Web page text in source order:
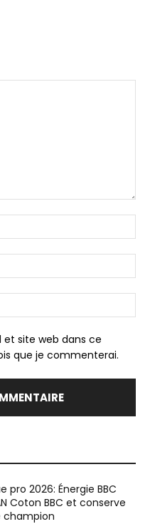
:*
:*
:
et site web dans ce
que je commenterai.
pro 2026: Énergie BBC
Coton BBC et conserve
champion